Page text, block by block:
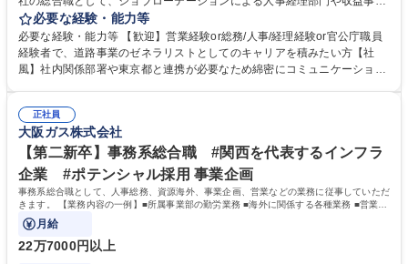
等のフロント部門の部署等幅広い部署での業務をお任せいたします。研修
制度やキャリア支援が充実しております！ ※下記業務詳細 【業務詳細】■
管理部門：広報、人事、経理など当公社の運営に係る管理業務 ■収益部
門：駐車場の新規開拓、管理運営、新宿駅西口広場の「イベントコーナ
道路施設や道路工事現場の見学ツアー事業 ※入社後は上記いずれかの部門
へ配属。※業務内容変更の範囲：会社の定める業務 募集職種 【都庁グル
ープ】総合職（事務）◇残業月平均9時間未満／有給年平均16日取得
必要な経験・能力等
必要な経験・能力等 【歓迎】営業経験or総務/人事/経理経験or官公庁職員
経験者で、道路事業のゼネラリストとしてのキャリアを積みたい方【社
風】社内関係部署や東京都と連携が必要なため綿密にコミュニケーション
部門など多岐に渡る業務を経験できます。 ■様々なプロジェクト：駐車場
事業の他、新宿駅西口広場内に設置された照明を兼ねた広告「ブライトサ
イン」の管理運営を行うなど、事業収益を生み出す活動を積極的に行って
います。 学歴・資格 学歴：大学院 大学 高専 短大 専修学校 高校 語学力：
資格：
正社員
大阪ガス株式会社
【第二新卒】事務系総合職 #関西を代表するインフラ
企業 #ポテンシャル採用 事業企画
事務系総合職として、人事総務、資源海外、事業企画、営業などの業務に従事していただ
きます。 【業務内容の一例】■所属事業部の勤労業務 ■海外に関係する各種業務 ■営業部
門の企画スタッフ、ルート営業
月給
22万7000円以上